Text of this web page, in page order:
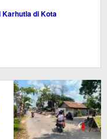
Karhutla di Kota